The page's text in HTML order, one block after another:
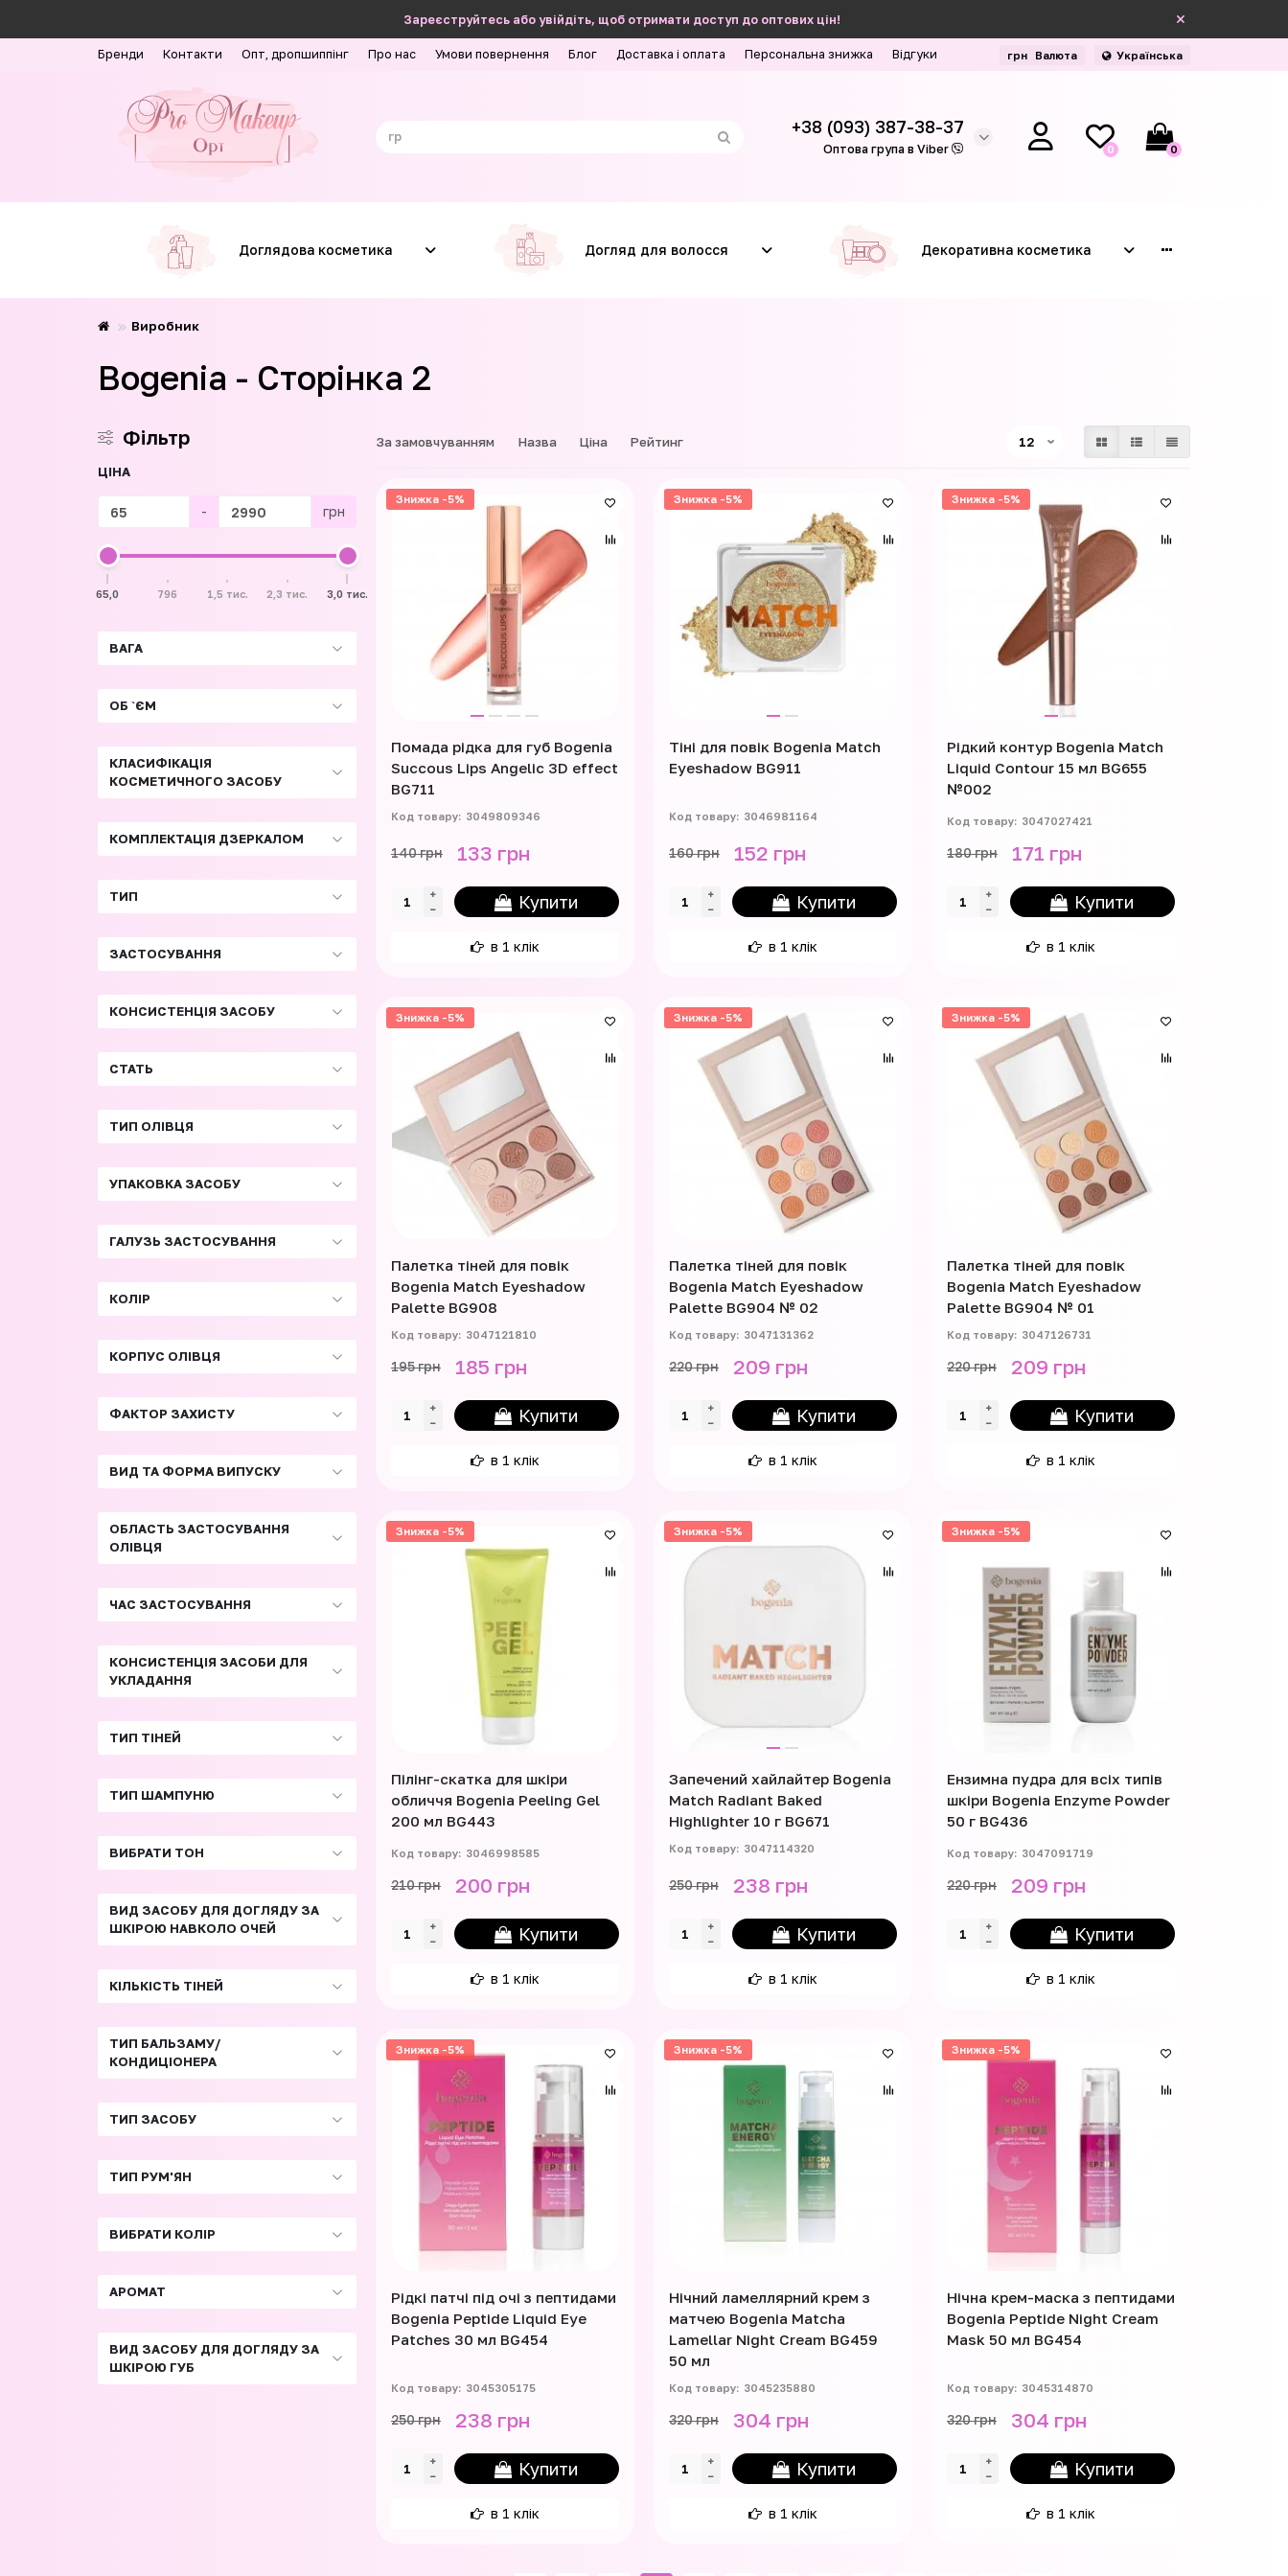
Зареєструйтесь або увійдіть, щоб отримати доступ до оптових цін!
Бренди Контакти Опт, дропшиппінг Про нас Умови повернення Блог Доставка і оплата Персональна знижка Відгуки грн Валюта Українська
+38 (093) 387-38-37
Оптова група в Viber 0 0
Доглядова косметика Догляд для волосся Декоративна косметика
Виробник
Bogenia - Сторінка 2
Фільтр
ЦІНА
- грн
65,0 796 1,5 тис. 2,3 тис. 3,0 тис.
ВАГА
ОБ `ЄМ
КЛАСИФІКАЦІЯ
КОСМЕТИЧНОГО ЗАСОБУ
КОМПЛЕКТАЦІЯ ДЗЕРКАЛОМ
ТИП
ЗАСТОСУВАННЯ
КОНСИСТЕНЦІЯ ЗАСОБУ
СТАТЬ
ТИП ОЛІВЦЯ
УПАКОВКА ЗАСОБУ
ГАЛУЗЬ ЗАСТОСУВАННЯ
КОЛІР
КОРПУС ОЛІВЦЯ
ФАКТОР ЗАХИСТУ
ВИД ТА ФОРМА ВИПУСКУ
ОБЛАСТЬ ЗАСТОСУВАННЯ
ОЛІВЦЯ
ЧАС ЗАСТОСУВАННЯ
КОНСИСТЕНЦІЯ ЗАСОБИ ДЛЯ
УКЛАДАННЯ
ТИП ТІНЕЙ
ТИП ШАМПУНЮ
ВИБРАТИ ТОН
ВИД ЗАСОБУ ДЛЯ ДОГЛЯДУ ЗА
ШКІРОЮ НАВКОЛО ОЧЕЙ
КІЛЬКІСТЬ ТІНЕЙ
ТИП БАЛЬЗАМУ/
КОНДИЦІОНЕРА
ТИП ЗАСОБУ
ТИП РУМ'ЯН
ВИБРАТИ КОЛІР
АРОМАТ
ВИД ЗАСОБУ ДЛЯ ДОГЛЯДУ ЗА
ШКІРОЮ ГУБ
За замовчуванням Назва Ціна Рейтинг
Знижка -5%
Помада рідка для губ Bogenia
Succous Lips Angelic 3D effect
BG711
3049809346
140 грн 133 грн
Купити
в 1 клік
Знижка -5%
Тіні для повік Bogenia Match
Eyeshadow BG911
3046981164
160 грн 152 грн
Купити
в 1 клік
Знижка -5%
Рідкий контур Bogenia Match
Liquid Contour 15 мл BG655
№002
3047027421
180 грн 171 грн
Купити
в 1 клік
Знижка -5%
Палетка тіней для повік
Bogenia Match Eyeshadow
Palette BG908
3047121810
195 грн 185 грн
Купити
в 1 клік
Знижка -5%
Палетка тіней для повік
Bogenia Match Eyeshadow
Palette BG904 № 02
3047131362
220 грн 209 грн
Купити
в 1 клік
Знижка -5%
Палетка тіней для повік
Bogenia Match Eyeshadow
Palette BG904 № 01
3047126731
220 грн 209 грн
Купити
в 1 клік
Знижка -5%
Пілінг-скатка для шкіри
обличчя Bogenia Peeling Gel
200 мл BG443
3046998585
210 грн 200 грн
Купити
в 1 клік
Знижка -5%
Запечений хайлайтер Bogenia
Match Radiant Baked
Highlighter 10 г BG671
3047114320
250 грн 238 грн
Купити
в 1 клік
Знижка -5%
Ензимна пудра для всіх типів
шкіри Bogenia Enzyme Powder
50 г BG436
3047091719
220 грн 209 грн
Купити
в 1 клік
Знижка -5%
Рідкі патчі під очі з пептидами
Bogenia Peptide Liquid Eye
Patches 30 мл BG454
3045305175
250 грн 238 грн
Купити
в 1 клік
Знижка -5%
Нічний ламеллярний крем з
матчею Bogenia Matcha
Lamellar Night Cream BG459
50 мл
3045235880
320 грн 304 грн
Купити
в 1 клік
Знижка -5%
Нічна крем-маска з пептидами
Bogenia Peptide Night Cream
Mask 50 мл BG454
3045314870
320 грн 304 грн
Купити
в 1 клік